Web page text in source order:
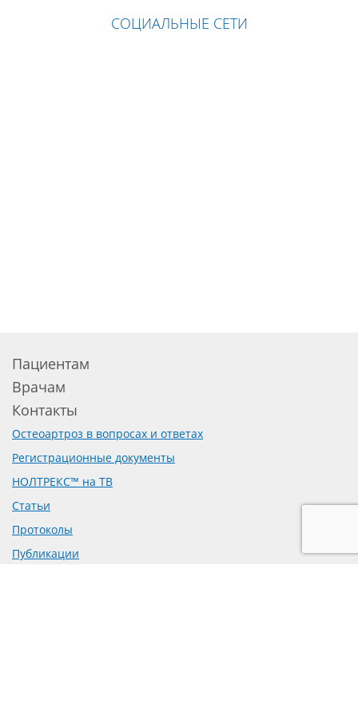
СОЦИАЛЬНЫЕ СЕТИ
Пациентам
Врачам
Контакты
Остеоартроз в вопросах и ответах
Регистрационные документы
НОЛТРЕКС™ на ТВ
Статьи
Протоколы
Публикации